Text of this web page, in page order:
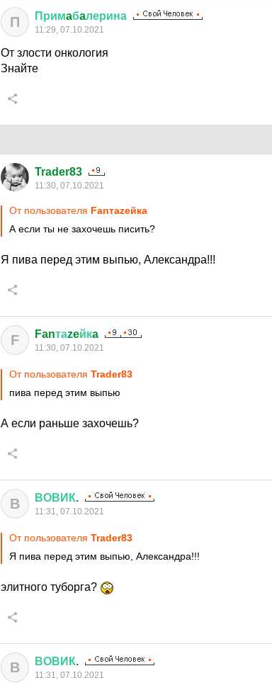
П Примaбaлерина
11:29, 07.10.2021
От злости онкология
Знайте
Trader83
11:30, 07.10.2021
От пользователя Fanтаzeйкa
А если ты не захочешь писить?
Я пива перед этим выпью, Александра!!!
F Fanтаzeйкa
11:30, 07.10.2021
От пользователя Trader83
пива перед этим выпью
А если раньше захочешь?
В ВОВИК.
11:31, 07.10.2021
От пользователя Trader83
Я пива перед этим выпью, Александра!!!
элитного туборга?
В ВОВИК.
11:31, 07.10.2021